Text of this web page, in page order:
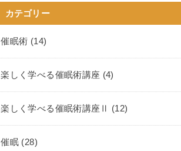
カテゴリー
催眠術 (14)
楽しく学べる催眠術講座 (4)
楽しく学べる催眠術講座Ⅱ (12)
催眠 (28)